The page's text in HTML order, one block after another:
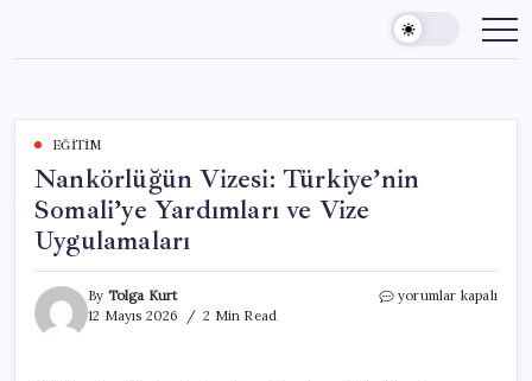
content
EĞITIM
Nankörlüğün Vizesi: Türkiye’nin
Somali’ye Yardımları ve Vize
Uygulamaları
By Tolga Kurt
12 Mayıs 2026
2 Min Read
Nankörlüğün
yorumlar kapalı